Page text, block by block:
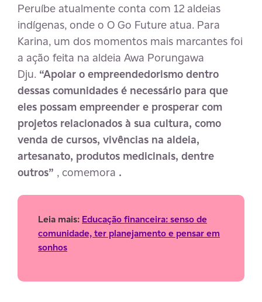
Peruíbe atualmente conta com 12 aldeias
indígenas, onde o O Go Future atua. Para
Karina, um dos momentos mais marcantes foi
a ação feita na aldeia Awa Porungawa
Dju. “Apoiar o empreendedorismo dentro
dessas comunidades é necessário para que
eles possam empreender e prosperar com
projetos relacionados à sua cultura, como
venda de cursos, vivências na aldeia,
artesanato, produtos medicinais, dentre
outros” , comemora .
Leia mais: Educação financeira: senso de
comunidade, ter planejamento e pensar em
sonhos